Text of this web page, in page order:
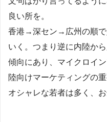
良い所を。
香港→深セン→広州の順で
いく。つまり逆に内陸か
傾向にあり、マイクロイ
陸向けマーケティングの
オシャレな若者は多く、